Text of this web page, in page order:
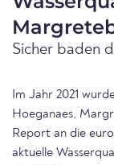
Sicher baden
Im Jahr 2021
Hoeganaes,
Report an die
aktuelle